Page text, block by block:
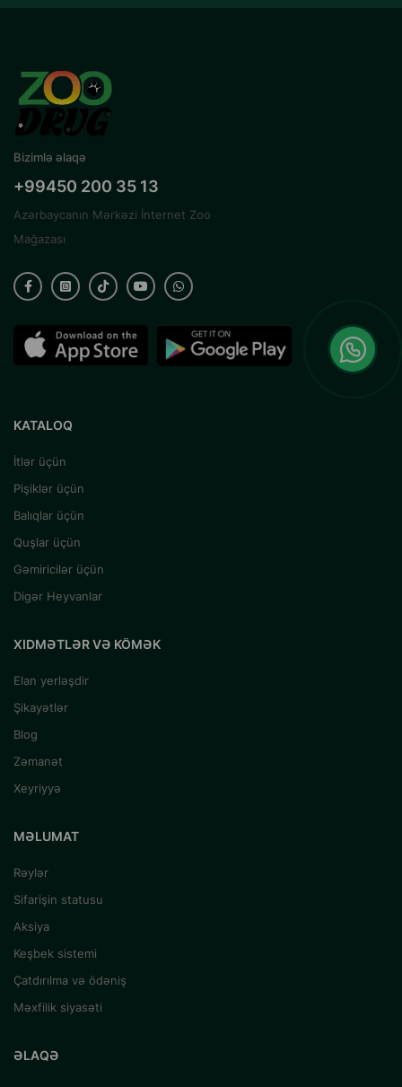
Bizimlə əlaqə
+99450 200 35 13
Azərbaycanın Mərkəzi İnternet Zoo
Mağazası
KATALOQ
İtlər üçün
Pişiklər üçün
Balıqlar üçün
Quşlar üçün
Gəmiricilər üçün
Digər Heyvanlar
XIDMƏTLƏR VƏ KÖMƏK
Elan yerləşdir
Şikayətlər
Blog
Zəmanət
Xeyriyyə
MƏLUMAT
Rəylər
Sifarişin statusu
Aksiya
Keşbek sistemi
Çatdırılma və ödəniş
Məxfilik siyasəti
ƏLAQƏ